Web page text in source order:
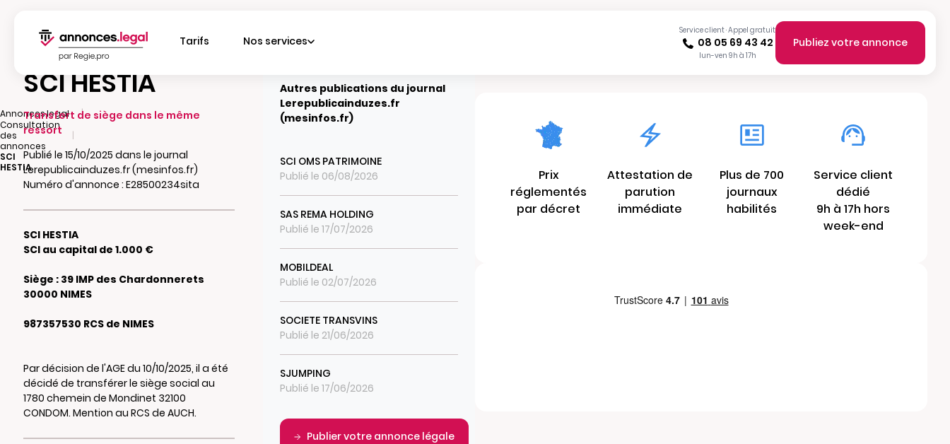
Tarifs Nos services
Service client · Appel gratuit
08 05 69 43 42
lun-ven 9h à 17h
Publiez votre annonce
Annonces.legal
|
Consultation
des
annonces
|
SCI
HESTIA
SCI HESTIA
Transfert de siège dans le même
ressort
Publié le 15/10/2025 dans le journal
Lerepublicainduzes.fr (mesinfos.fr)
Numéro d'annonce : E28500234sita
SCI HESTIA
SCI au capital de 1.000 €
Siège : 39 IMP des Chardonnerets
30000 NIMES
987357530 RCS de NIMES
Par décision de l'AGE du 10/10/2025, il a été
décidé de transférer le siège social au
1780 chemein de Mondinet 32100
CONDOM. Mention au RCS de AUCH.
Autres publications du journal
Lerepublicainduzes.fr
(mesinfos.fr)
SCI OMS PATRIMOINE
Publié le 06/08/2026
SAS REMA HOLDING
Publié le 17/07/2026
MOBILDEAL
Publié le 02/07/2026
SOCIETE TRANSVINS
Publié le 21/06/2026
SJUMPING
Publié le 17/06/2026
Publier votre annonce légale
Prix
réglementés
par décret
Attestation de
parution
immédiate
Plus de 700
journaux
habilités
Service client
dédié
9h à 17h hors
week-end